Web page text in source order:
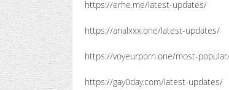
https://erhe.me/latest-updates/
https://analxxx.one/latest-updates/
https://voyeurporn.one/most-
https://gay0day.com/latest-updates/